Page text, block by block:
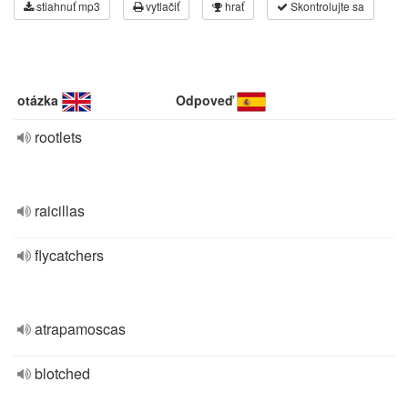
stiahnuť mp3 vytlačiť hrať Skontrolujte sa
otázka Odpoveď
rootlets
raicillas
flycatchers
atrapamoscas
blotched